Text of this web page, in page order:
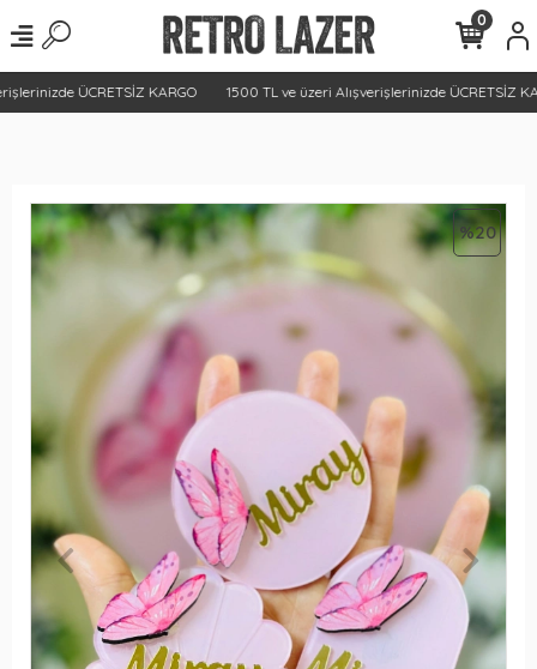
ÜCRETSİZ KARGO 1500 TL ve üzeri Alışverişlerinizde ÜCRETSİZ
0
%20